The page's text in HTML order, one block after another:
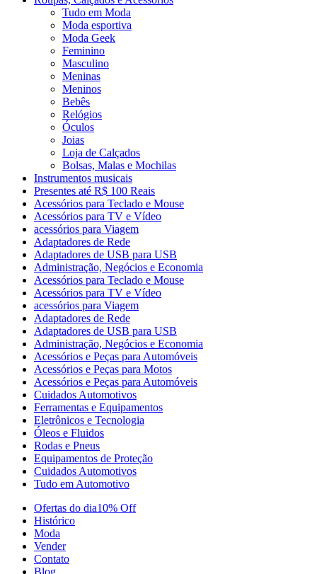
Tudo em Moda
Moda esportiva
Moda Geek
Feminino
Masculino
Meninas
Meninos
Bebês
Relógios
Óculos
Joias
Loja de Calçados
Bolsas, Malas e Mochilas
Instrumentos musicais
Presentes até R$ 100 Reais
Acessórios para Teclado e Mouse
Acessórios para TV e Vídeo
acessórios para Viagem
Adaptadores de Rede
Adaptadores de USB para USB
Administração, Negócios e Economia
Acessórios para Teclado e Mouse
Acessórios para TV e Vídeo
acessórios para Viagem
Adaptadores de Rede
Adaptadores de USB para USB
Administração, Negócios e Economia
Acessórios e Peças para Automóveis
Acessórios e Peças para Motos
Acessórios e Peças para Automóveis
Cuidados Automotivos
Ferramentas e Equipamentos
Eletrônicos e Tecnologia
Óleos e Fluidos
Rodas e Pneus
Equipamentos de Proteção
Cuidados Automotivos
Tudo em Automotivo
Ofertas do dia10% Off
Histórico
Moda
Vender
Contato
Blog